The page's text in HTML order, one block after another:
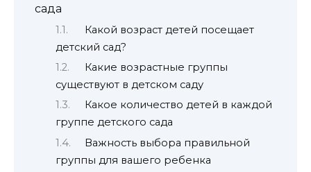
сада
Какой возраст детей посещает
детский сад?
Какие возрастные группы
существуют в детском саду
Какое количество детей в каждой
группе детского сада
Важность выбора правильной
группы для вашего ребенка